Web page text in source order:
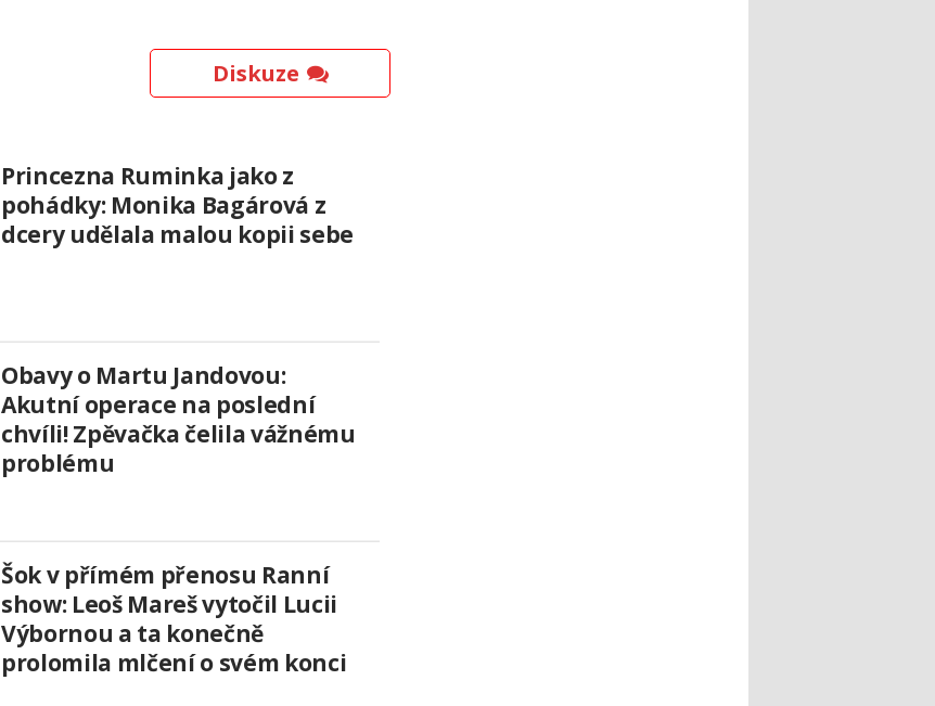
Diskuze
Princezna Ruminka jako z
pohádky: Monika Bagárová z
dcery udělala malou kopii sebe
Obavy o Martu Jandovou:
Akutní operace na poslední
chvíli! Zpěvačka čelila vážnému
problému
Šok v přímém přenosu Ranní
show: Leoš Mareš vytočil Lucii
Výbornou a ta konečně
prolomila mlčení o svém konci